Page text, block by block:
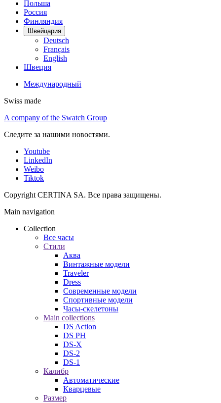
Польша
Россия
Финляндия
Швейцария
Deutsch
Français
English
Швеция
Международный
Swiss made
A company of the Swatch Group
Следите за нашими новостями.
Youtube
LinkedIn
Weibo
Tiktok
Copyright CERTINA SA. Все права защищены.
Main navigation
Collection
Все часы
Стили
Аква
Винтажные модели
Traveler
Dress
Современные модели
Спортивные модели
Часы-скелетоны
Main collections
DS Action
DS PH
DS-X
DS-2
DS-1
Калибр
Автоматические
Кварцевые
Размер